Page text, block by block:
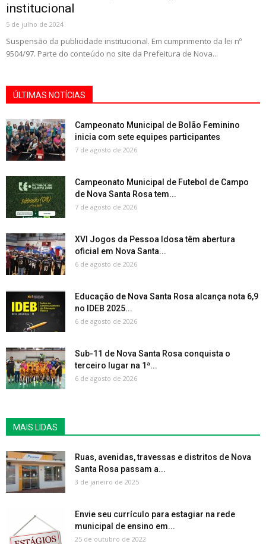
institucional
5 de julho de 2024
Suspensão da publicidade institucional. Em cumprimento da lei nº
9504/97. Parte do conteúdo no site da Prefeitura de Nova...
ÚLTIMAS NOTÍCIAS
Campeonato Municipal de Bolão Feminino
inicia com sete equipes participantes
7 de agosto de 2026
Campeonato Municipal de Futebol de Campo
de Nova Santa Rosa tem...
7 de agosto de 2026
XVI Jogos da Pessoa Idosa têm abertura
oficial em Nova Santa...
6 de agosto de 2026
Educação de Nova Santa Rosa alcança nota 6,9
no IDEB 2025...
6 de agosto de 2026
Sub-11 de Nova Santa Rosa conquista o
terceiro lugar na 1ª...
6 de agosto de 2026
MAIS LIDAS
Ruas, avenidas, travessas e distritos de Nova
Santa Rosa passam a...
3 de janeiro de 2025
Envie seu currículo para estagiar na rede
municipal de ensino em...
25 de outubro de 2022